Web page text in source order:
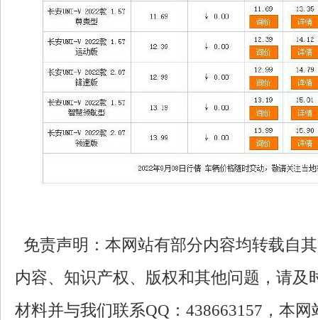
免责声明：本网站有部分内容均转载自
内容、知识产权、版权和其他问题，请及
材料并与我们联系QQ：438663157，本